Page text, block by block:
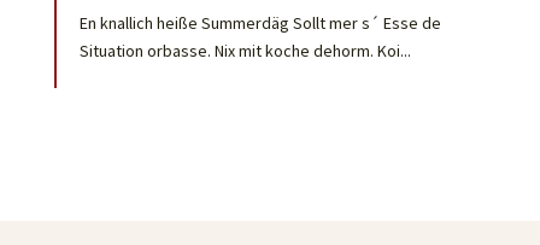
En knallich heiße Summerdäg Sollt mer s´ Esse de
Situation orbasse. Nix mit koche dehorm. Koi...